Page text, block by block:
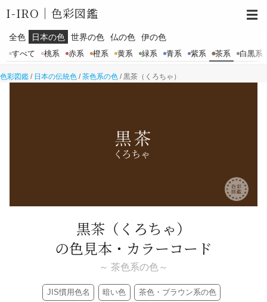
I-IRO｜ 色彩図鑑
全色 日本の色 世界の色 仏の色 伊の色
すべて 桃系 赤系 橙系 黄系 緑系 青系 紫系 茶系 白黒系
☰
色彩図鑑 / 日本の伝統色 / 茶色系の色 /黒茶（くろちゃ）
黒茶 （くろちゃ）
の色見本・カラーコード
～ 茶色系の色～
JIS慣用色名 暗い色 茶色・ブラウン系の色